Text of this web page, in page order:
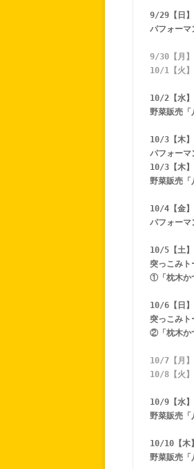
9/29【日
パフォーマ
9/30【月】
10/1【火
10/2【水
野菜販売「
10/3【木
パフォーマ
10/3【木
野菜販売「
10/4【金
パフォーマ
10/5【土
突っこみト
①「枕木か
10/6【日
突っこみト
②「枕木か
10/7【月
10/8【火
10/9【水
野菜販売「
10/10【木
野菜販売「